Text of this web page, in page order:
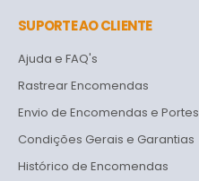
SUPORTE AO CLIENTE
Ajuda e FAQ's
Rastrear Encomendas
Envio de Encomendas e Portes
Condições Gerais e Garantias
Histórico de Encomendas